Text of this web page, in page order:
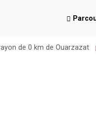
de 0 km de Ouarzazat